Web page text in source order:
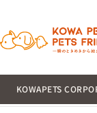
KOWAPETS